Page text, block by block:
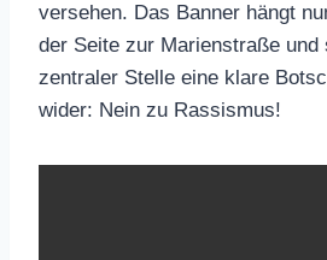
versehen. Das Banner hängt
der Seite zur Marienstraße und
zentraler Stelle eine klare
wider: Nein zu Rassismus!